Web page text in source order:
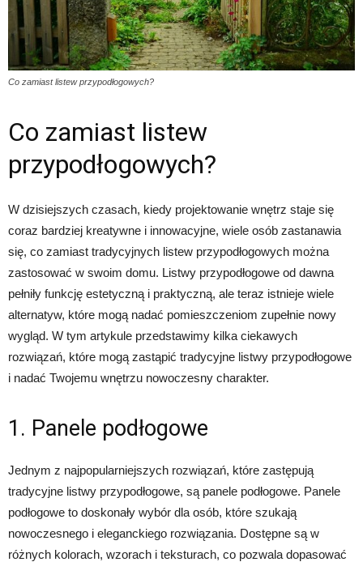
Co zamiast listew przypodłogowych?
Co zamiast listew
przypodłogowych?
W dzisiejszych czasach, kiedy projektowanie wnętrz staje się
coraz bardziej kreatywne i innowacyjne, wiele osób zastanawia
się, co zamiast tradycyjnych listew przypodłogowych można
zastosować w swoim domu. Listwy przypodłogowe od dawna
pełniły funkcję estetyczną i praktyczną, ale teraz istnieje wiele
alternatyw, które mogą nadać pomieszczeniom zupełnie nowy
wygląd. W tym artykule przedstawimy kilka ciekawych
rozwiązań, które mogą zastąpić tradycyjne listwy przypodłogowe
i nadać Twojemu wnętrzu nowoczesny charakter.
1. Panele podłogowe
Jednym z najpopularniejszych rozwiązań, które zastępują
tradycyjne listwy przypodłogowe, są panele podłogowe. Panele
podłogowe to doskonały wybór dla osób, które szukają
nowoczesnego i eleganckiego rozwiązania. Dostępne są w
różnych kolorach, wzorach i teksturach, co pozwala dopasować